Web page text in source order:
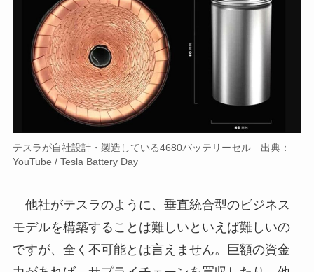
テスラが自社設計・製造している4680バッテリーセル 出典：
YouTube / Tesla Battery Day
他社がテスラのように、垂直統合型のビジネス
モデルを構築することは難しいといえば難しいの
ですが、全く不可能とは言えません。巨額の資金